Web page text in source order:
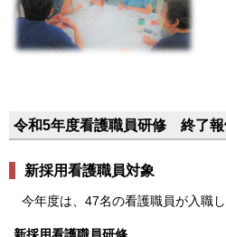
令和5年度看護職員研修 終了
新採用看護職員対象
今年度は、47名の看護職員が入職し